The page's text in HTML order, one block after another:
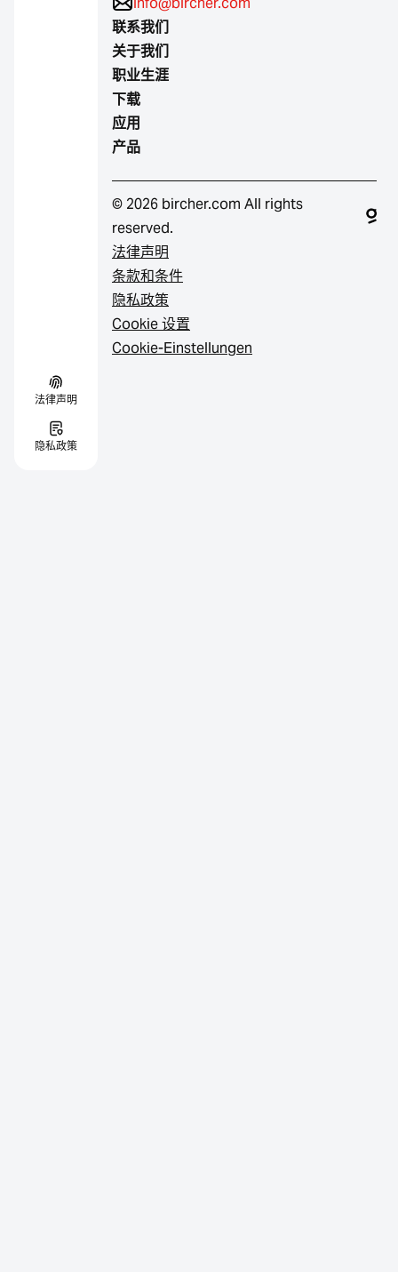
法律声明
隐私政策
联系我们
关于我们
职业生涯
下载
应用
产品
© 2026 bircher.com All rights
reserved.
法律声明
条款和条件
隐私政策
Cookie 设置
Cookie-Einstellungen